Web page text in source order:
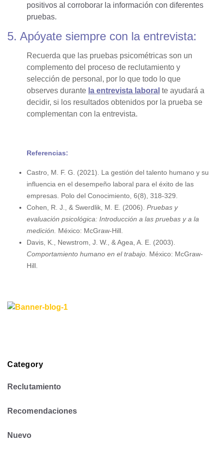
positivos al corroborar la información con diferentes
pruebas.
5. Apóyate siempre con la entrevista:
Recuerda que las pruebas psicométricas son un
complemento del proceso de reclutamiento y
selección de personal, por lo que todo lo que
observes durante la entrevista laboral te ayudará a
decidir, si los resultados obtenidos por la prueba se
complementan con la entrevista.
Referencias:
Castro, M. F. G. (2021). La gestión del talento humano y su
influencia en el desempeño laboral para el éxito de las
empresas. Polo del Conocimiento, 6(8), 318-329.
Cohen, R. J., & Swerdlik, M. E. (2006). Pruebas y
evaluación psicológica: Introducción a las pruebas y a la
medición.
México: McGraw-Hill.
Davis, K., Newstrom, J. W., & Agea, A. E. (2003).
Comportamiento humano en el trabajo. México: McGraw-
Hill.
Category
Reclutamiento
Recomendaciones
Nuevo